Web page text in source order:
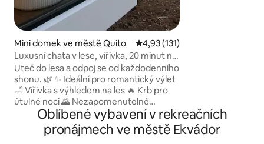
Mini domek ve městě Quito Průměrné hodnocení 4,93 z 5,
4,93 (131)
Luxusní chata v lese, vířivka, 20 minut na
letiště Quito
Uteč do lesa a odpoj se od každodenního
shonu. 🌿 ✨ Ideální pro romantický výlet
🛁 Vířivka s výhledem na les 🔥 Krb pro
útulné noci 🌄 Nezapomenutelné
západy slunce ✈️ Jen 20 minut od letiště
(poplatek za domácí mazlíčky: 20 USD)
Oblíbené vybavení v rekreačních
pronájmech ve městě Ekvádor